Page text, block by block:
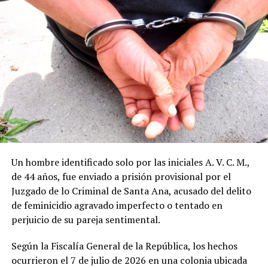
Un hombre identificado solo por las iniciales A. V. C. M.,
de 44 años, fue enviado a prisión provisional por el
Juzgado de lo Criminal de Santa Ana, acusado del delito
de feminicidio agravado imperfecto o tentado en
perjuicio de su pareja sentimental.
Según la Fiscalía General de la República, los hechos
ocurrieron el 7 de julio de 2026 en una colonia ubicada